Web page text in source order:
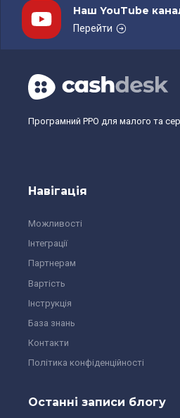
Наш YouTube
Перейти
Програмний РРО для малого та
Навігація
Можливості
Інтеграції
Партнерам
Вартість
Інструкція
База знань
Контакти
Політика конфіденційності
Останні записи блогу